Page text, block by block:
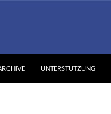
UNTERSTÜTZUNG